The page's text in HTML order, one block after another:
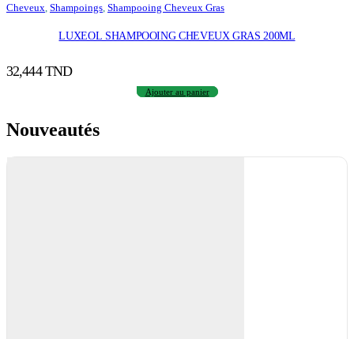
Cheveux Shampoings Shampooing Cheveux Gras
LUXEOL SHAMPOOING CHEVEUX GRAS 200ML
32,444TND
Ajouter au panier
Nouveautés